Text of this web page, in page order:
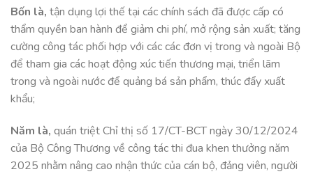
Bốn là, tận dụng lợi thế tại các chính sách đã được cấp có
thẩm quyền ban hành để giảm chi phí, mở rộng sản xuất; tăng
cường công tác phối hợp với các các đơn vị trong và ngoài Bộ
để tham gia các hoạt động xúc tiến thương mại, triển lãm
trong và ngoài nước để quảng bá sản phẩm, thúc đẩy xuất
khẩu;
Năm là, quán triệt Chỉ thị số 17/CT-BCT ngày 30/12/2024
của Bộ Công Thương về công tác thi đua khen thưởng năm
2025 nhằm nâng cao nhận thức của cán bộ, đảng viên, người